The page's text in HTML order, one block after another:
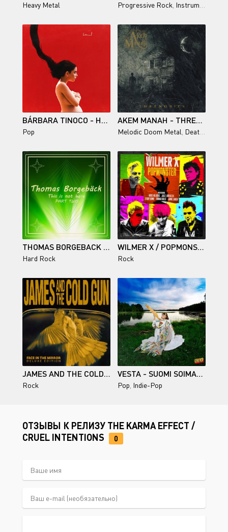
Heavy Metal Progressive Rock Instrumental
BÁRBARA TINOCO - HORMONAL - 2026
Pop
AKEM MANAH - THRENODIES
Melodic Doom Metal Death Metal
THOMAS BORGEBACK / THIS IS NOT HERE, PT. 2
Hard Rock
WILMER X / POPMONSTER
Rock
JAMES AND THE COLD GUN / FACE IN THE MIRROR (DELUXE EDITION)
Rock
VESTA - SUOMI SOIMAAN - 2026
Pop Indie-Pop
ОТЗЫВЫ К РЕЛИЗУ THE KARMA EFFECT /
CRUEL INTENTIONS
0